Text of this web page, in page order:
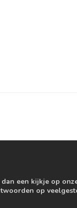
een kijkje op
op